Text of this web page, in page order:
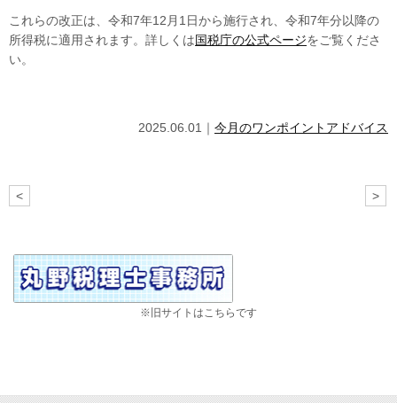
これらの改正は、令和7年12 月 1 日から施行され、令和7年分以降の
所得税に適用されます。詳しくは国税庁の公式ページをご覧くださ
い。
2025.06.01｜ 今月のワンポイントアドバイス
< >
※旧サイトはこちらです